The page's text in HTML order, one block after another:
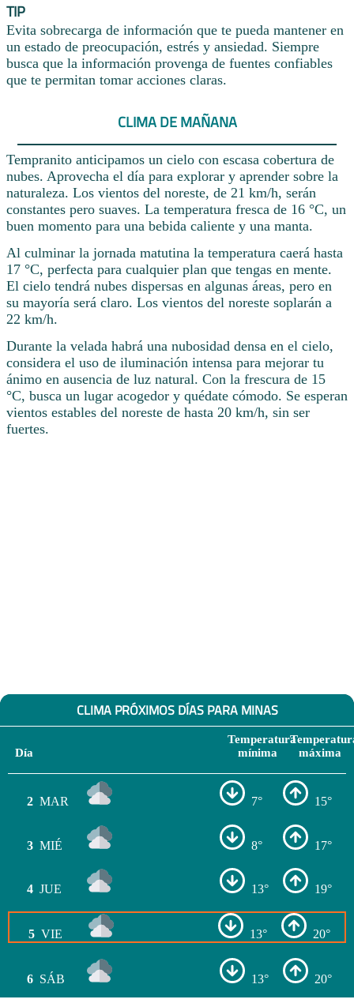
TIP
Evita sobrecarga de información que te pueda mantener en
un estado de preocupación, estrés y ansiedad. Siempre
busca que la información provenga de fuentes confiables
que te permitan tomar acciones claras.
CLIMA DE MAÑANA
Tempranito anticipamos un cielo con escasa cobertura de
nubes. Aprovecha el día para explorar y aprender sobre la
naturaleza. Los vientos del noreste, de 21 km/h, serán
constantes pero suaves. La temperatura fresca de 16 °C, un
buen momento para una bebida caliente y una manta.
Al culminar la jornada matutina la temperatura caerá hasta
17 °C, perfecta para cualquier plan que tengas en mente.
El cielo tendrá nubes dispersas en algunas áreas, pero en
su mayoría será claro. Los vientos del noreste soplarán a
22 km/h.
Durante la velada habrá una nubosidad densa en el cielo,
considera el uso de iluminación intensa para mejorar tu
ánimo en ausencia de luz natural. Con la frescura de 15
°C, busca un lugar acogedor y quédate cómodo. Se esperan
vientos estables del noreste de hasta 20 km/h, sin ser
fuertes.
CLIMA PRÓXIMOS DÍAS PARA MINAS
Día
Temperatura
mínima
máxima
2 MAR 7° 15°
3 MIÉ 8° 17°
4 JUE 13° 19°
5 VIE 13° 20°
6 SÁB 13° 20°